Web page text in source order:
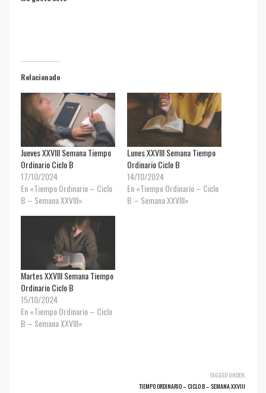
Relacionado
Jueves XXVIII Semana Tiempo
Ordinario Ciclo B
17/10/2024
En «Tiempo Ordinario – Ciclo
B – Semana XXVIII»
Lunes XXVIII Semana Tiempo
Ordinario Ciclo B
14/10/2024
En «Tiempo Ordinario – Ciclo
B – Semana XXVIII»
Martes XXVIII Semana Tiempo
Ordinario Ciclo B
15/10/2024
En «Tiempo Ordinario – Ciclo
B – Semana XXVIII»
TAGGED UNDER:
TIEMPO ORDINARIO – CICLO B – SEMANA XXVIII